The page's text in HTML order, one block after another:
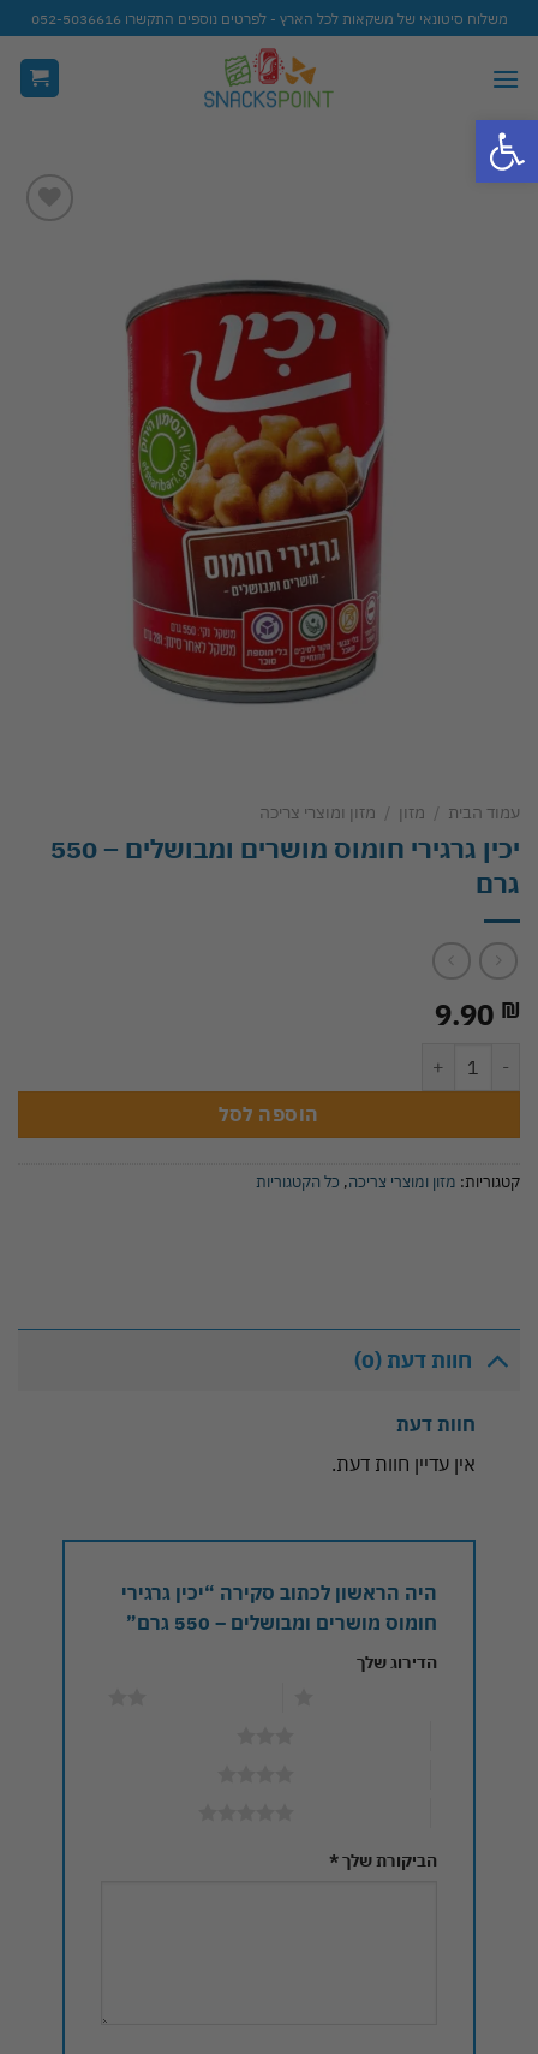
פתח סרגל נגישות
Skip
to
content
משלוח סיטונאי של משקאות לכל הארץ - לפרטים נוספים התקשרו 052-5036616
עמוד הבית / מזון / מזון ומוצרי צריכה
יכין גרגירי חומוס מושרים ומבושלים – 550
גרם
9.90 ₪
הוספה לסל
קטגוריות: מזון ומוצרי צריכה, כל הקטגוריות
חוות דעת (0)
חוות דעת
אין עדיין חוות דעת.
היה הראשון לכתוב סקירה “יכין גרגירי
חומוס מושרים ומבושלים – 550 גרם”
הדירוג שלך
הביקורת שלך*